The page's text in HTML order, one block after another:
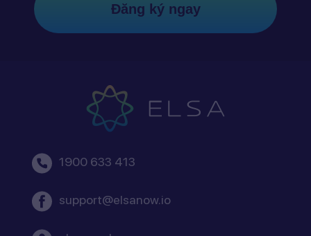
Đăng ký ngay
1900 633 413
support@elsanow.io